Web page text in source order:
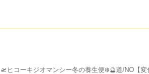
🛫ヒコーキジオマンシー冬の養生便❄️🔮道/NO【